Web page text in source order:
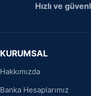
Hızlı ve
KURUMSAL
Hakkımızda
Banka Hesaplarımız